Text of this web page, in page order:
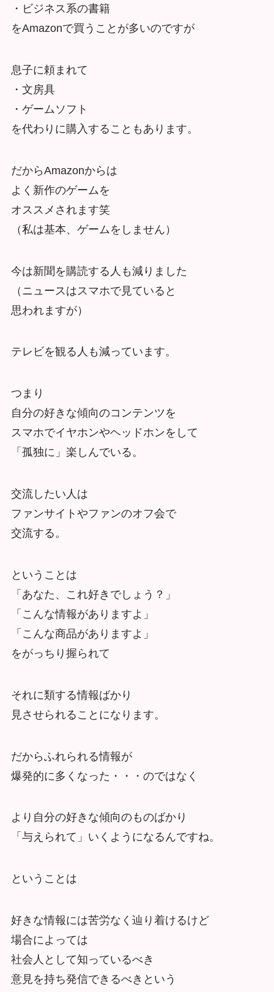
・ビジネス系の書籍
をAmazonで買うことが多いのですが
息子に頼まれて
・文房具
・ゲームソフト
を代わりに購入することもあります。
だからAmazonからは
よく新作のゲームを
オススメされます笑
（私は基本、ゲームをしません）
今は新聞を購読する人も減りました
（ニュースはスマホで見ていると
思われますが）
テレビを観る人も減っています。
つまり
自分の好きな傾向のコンテンツを
スマホでイヤホンやヘッドホンをして
「孤独に」楽しんでいる。
交流したい人は
ファンサイトやファンのオフ会で
交流する。
ということは
「あなた、これ好きでしょう？」
「こんな情報がありますよ」
「こんな商品がありますよ」
をがっちり握られて
それに類する情報ばかり
見させられることになります。
だからふれられる情報が
爆発的に多くなった・・・のではなく
より自分の好きな傾向のものばかり
「与えられて」いくようになるんですね。
ということは
好きな情報には苦労なく辿り着けるけど
場合によっては
社会人として知っているべき
意見を持ち発信できるべきという